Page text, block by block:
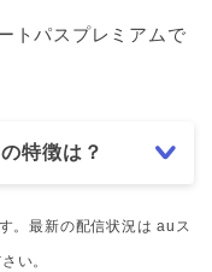
トパスプレミアムで
特徴は？
。最新の配信状況は auス
い。